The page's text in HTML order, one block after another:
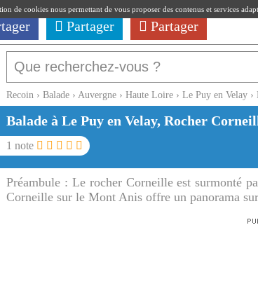
Partager Partager
Recoin › Balade › Auvergne › Haute Loire › Le Puy en Velay ›
Balade à Le Puy en Velay, Rocher
1 note
Préambule : Le rocher Corneille est surmonté
Corneille sur le Mont Anis offre un panorama
de cookies nous permettant de vous proposer des contenus et services